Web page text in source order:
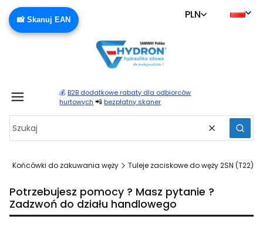
📸 Skanuj EAN PLN
💰 B2B dodatkowe rabaty dla odbiorców
hurtowych 📲 bezpłatny skaner
Wyczyść
Końcówki do zakuwania węży Tuleje zaciskowe do węży 2SN (T22)
Potrzebujesz pomocy ? Masz pytanie ?
Zadzwoń do działu handlowego